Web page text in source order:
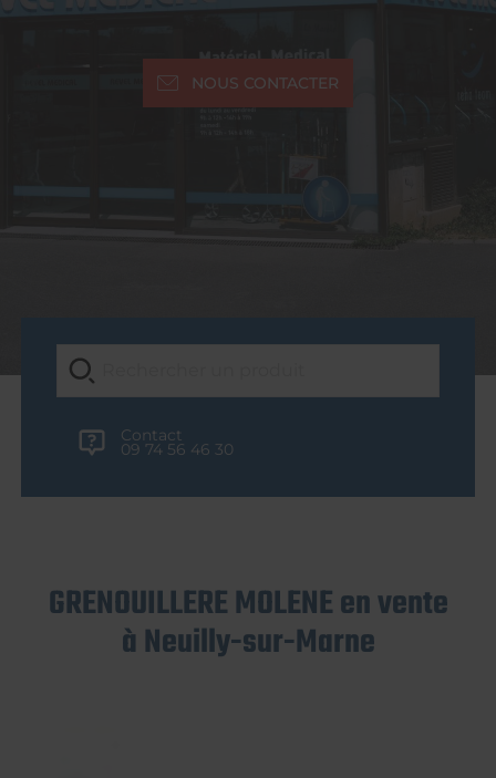
NOUS CONTACTER
Contact
09 74 56 46 30
GRENOUILLERE MOLENE en vente
à Neuilly-sur-Marne